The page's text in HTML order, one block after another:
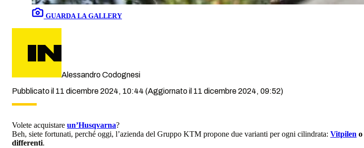
GUARDA LA GALLERY
Alessandro Codognesi
Pubblicato il 11 dicembre 2024, 10:44 (Aggiornato il 11 dicembre 2024, 09:52)
Volete acquistare un’Husqvarna?
Beh, siete fortunati, perché oggi, l’azienda del Gruppo KTM propone due varianti per ogni cilindrata: Vitpilen o
differenti.